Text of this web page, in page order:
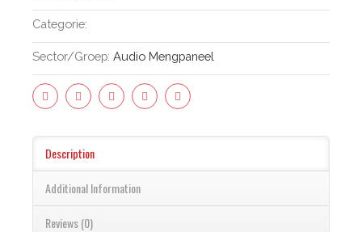
Categorie:
Sector/groep: Audio Mengpaneel
Description
Additional Information
Reviews (0)